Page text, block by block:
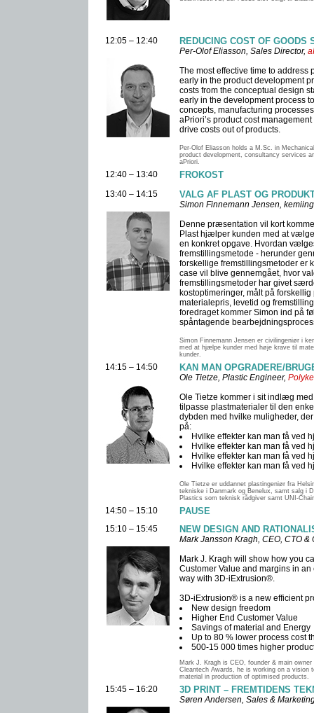
12:05 – 12:40 REDUCING COST OF
Per-Olof Eliasson, Sales Director,
The most effective time to address
early in the product development
costs from the conceptual design
early in the development process
concepts, manufacturing
aPriori’s product cost
drive costs out of products.
Per-Olof Eliasson holds a M.Sc. in
product development, consultancy services
aPriori.
12:40 – 13:40 FROKOST
13:40 – 14:15 VALG AF PLAST OG
Simon Finnemann Jensen,
Denne præsentation vil kort
Plast hjælper kunden med at
en konkret opgave. Hvordan
fremstillingsmetode - herunder
forskellige fremstillingsmetoder er
case vil blive gennemgået, hvor
fremstillingsmetoder har givet
kostoptimeringer, målt på forskellig
materialepris, levetid og
foredraget kommer Simon ind på
spåntagende
Simon Finnemann Jensen er civilingeniør i
med at hjælpe kunder med høje krave til
kunder.
14:15 – 14:50 KAN MAN OPGRADERE/
Ole Tietze, Plastic Engineer,
Ole Tietze kommer i sit indlæg
tilpasse plastmaterialer til den
dybden med hvilke muligheder,
på:
Hvilke effekter kan man få ved
Hvilke effekter kan man få ved
Hvilke effekter kan man få ved
Hvilke effekter kan man få ved
Ole Tietze er uddannet plastingeniør fra
tekniske i Danmark og Benelux, samt salg i
Plastics som teknisk rådgiver samt UNI-
14:50 – 15:10 PAUSE
15:10 – 15:45 NEW DESIGN AND
Mark Jansson Kragh, CEO, CTO &
Mark J. Kragh will show how you
Customer Value and margins in
way with 3D-iExtrusion®.
3D-iExtrusion® is a new efficient
New design freedom
Higher End Customer Value
Savings of material and Energy
Up to 80 % lower process cost
500-15 000 times higher
Mark J. Kragh is CEO, founder & main
Cleantech Awards, he is working on a vision
material in production of optimised products.
15:45 – 16:20 3D PRINT – FREMTIDENS
Søren Andersen, Sales &